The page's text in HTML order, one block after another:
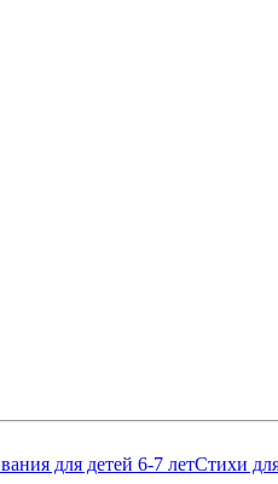
для детей 6-7 летСтихи